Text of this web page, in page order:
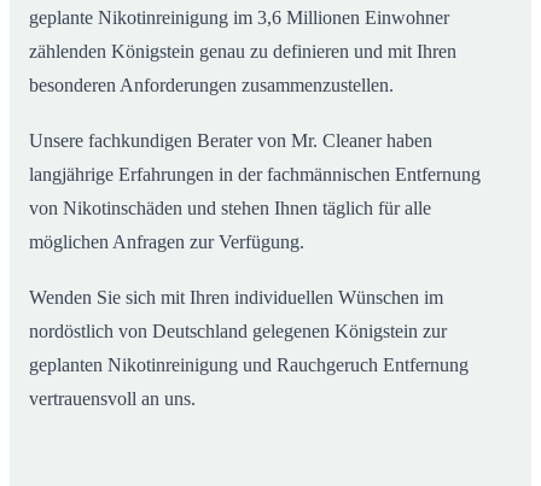
geplante Nikotinreinigung im 3,6 Millionen Einwohner
zählenden Königstein genau zu definieren und mit Ihren
besonderen Anforderungen zusammenzustellen.
Unsere fachkundigen Berater von Mr. Cleaner haben
langjährige Erfahrungen in der fachmännischen Entfernung
von Nikotinschäden und stehen Ihnen täglich für alle
möglichen Anfragen zur Verfügung.
Wenden Sie sich mit Ihren individuellen Wünschen im
nordöstlich von Deutschland gelegenen Königstein zur
geplanten Nikotinreinigung und Rauchgeruch Entfernung
vertrauensvoll an uns.